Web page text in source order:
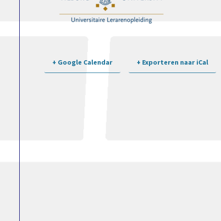
+ Google Calendar + Exporteren naar iCal